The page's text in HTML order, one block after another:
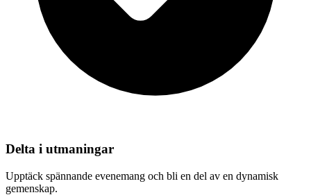
Delta i utmaningar
Upptäck spännande evenemang och bli en del av en dynamisk
gemenskap.